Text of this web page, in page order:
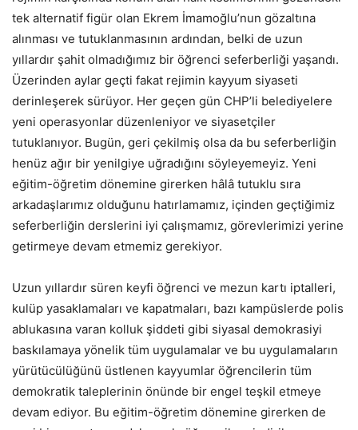
tek alternatif figür olan Ekrem İmamoğlu’nun gözaltına
alınması ve tutuklanmasının ardından, belki de uzun
yıllardır şahit olmadığımız bir öğrenci seferberliği yaşandı.
Üzerinden aylar geçti fakat rejimin kayyum siyaseti
derinleşerek sürüyor. Her geçen gün CHP’li belediyelere
yeni operasyonlar düzenleniyor ve siyasetçiler
tutuklanıyor. Bugün, geri çekilmiş olsa da bu seferberliğin
henüz ağır bir yenilgiye uğradığını söyleyemeyiz. Yeni
eğitim-öğretim dönemine girerken hâlâ tutuklu sıra
arkadaşlarımız olduğunu hatırlamamız, içinden geçtiğimiz
seferberliğin derslerini iyi çalışmamız, görevlerimizi yerine
getirmeye devam etmemiz gerekiyor.
Uzun yıllardır süren keyfi öğrenci ve mezun kartı iptalleri,
kulüp yasaklamaları ve kapatmaları, bazı kampüslerde polis
ablukasına varan kolluk şiddeti gibi siyasal demokrasiyi
baskılamaya yönelik tüm uygulamalar ve bu uygulamaların
yürütücülüğünü üstlenen kayyumlar öğrencilerin tüm
demokratik taleplerinin önünde bir engel teşkil etmeye
devam ediyor. Bu eğitim-öğretim dönemine girerken de